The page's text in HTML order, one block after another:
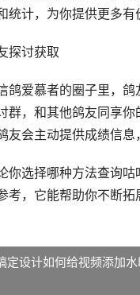
统计，为你提供更多
探讨获取
鸽爱慕者的圈子里，
群，和其他鸽友同享
友会主动提供成绩信息
你选择哪种方法查询
考，它能帮助你不断拓
定设计如何给视频添加